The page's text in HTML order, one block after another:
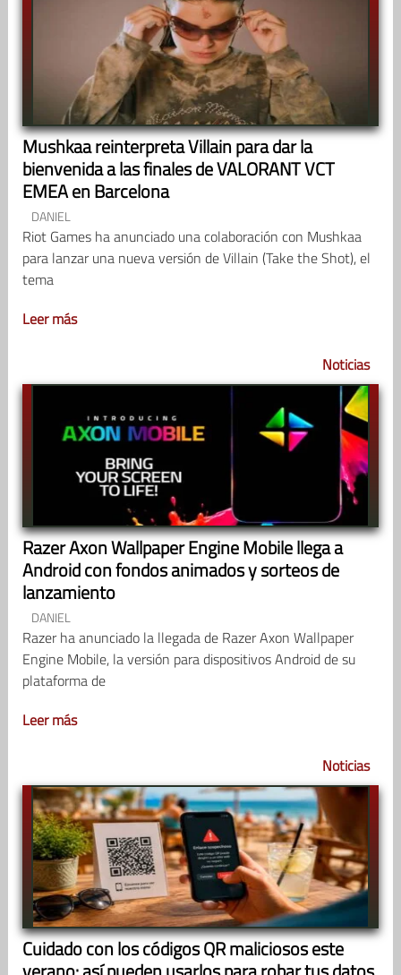
Mushkaa reinterpreta Villain para dar la
bienvenida a las finales de VALORANT VCT
EMEA en Barcelona
DANIEL
Riot Games ha anunciado una colaboración con Mushkaa
para lanzar una nueva versión de Villain (Take the Shot), el
tema
Leer más
Noticias
Razer Axon Wallpaper Engine Mobile llega a
Android con fondos animados y sorteos de
lanzamiento
DANIEL
Razer ha anunciado la llegada de Razer Axon Wallpaper
Engine Mobile, la versión para dispositivos Android de su
plataforma de
Leer más
Noticias
Cuidado con los códigos QR maliciosos este